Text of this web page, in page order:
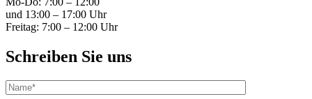
und 13:00 – 17:00 Uhr
Freitag: 7:00 – 12:00 Uhr
Schreiben Sie uns